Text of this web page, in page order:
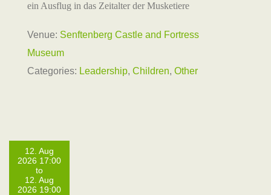
ein Ausflug in das Zeitalter der Musketiere
Venue: Senftenberg Castle and Fortress
Museum
Categories: Leadership, Children, Other
12. Aug
2026 17:00
to
12. Aug
2026 19:00